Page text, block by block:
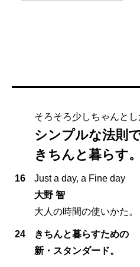
そろそろ少しちゃんとし
シンプルな法則
きちんと暮らす。
16
Just a day, a Fine day
大野 智
大人の時間の使いかた。
24
きちんと暮らすための
新・スタンダード。